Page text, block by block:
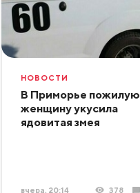
НОВОСТИ
В Приморье пожилую
женщину укусила
ядовитая змея
вчера, 20:14 378